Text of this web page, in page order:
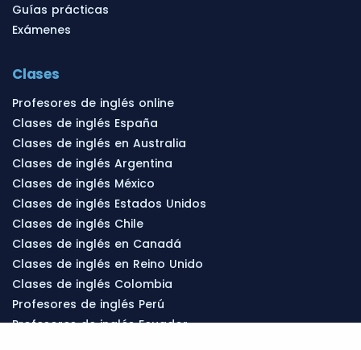
Guías prácticas
Exámenes
Clases
Profesores de inglés online
Clases de inglés España
Clases de inglés en Australia
Clases de inglés Argentina
Clases de inglés México
Clases de inglés Estados Unidos
Clases de inglés Chile
Clases de inglés en Canadá
Clases de inglés en Reino Unido
Clases de inglés Colombia
Profesores de inglés Perú
Profesores de inglés Ecuador